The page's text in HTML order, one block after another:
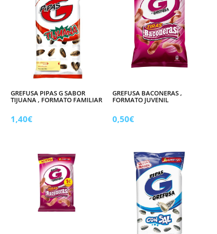
GREFUSA PIPAS G SABOR
TIJUANA , FORMATO FAMILIAR
1,40€
GREFUSA BACONERAS ,
FORMATO JUVENIL
0,50€